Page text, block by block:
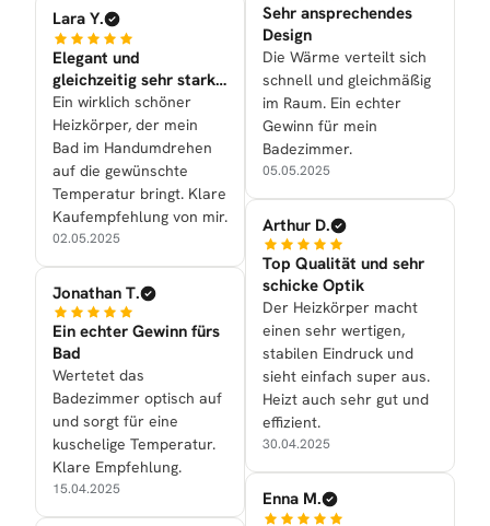
Lara Y.
Elegant und
gleichzeitig sehr stark
in der Leistung
Ein wirklich schöner
Heizkörper, der mein
Bad im Handumdrehen
auf die gewünschte
Temperatur bringt. Klare
Kaufempfehlung von mir.
02.05.2025
Jonathan T.
Ein echter Gewinn fürs
Bad
Wertetet das
Badezimmer optisch auf
und sorgt für eine
kuschelige Temperatur.
Klare Empfehlung.
15.04.2025
Sehr ansprechendes
Design
Die Wärme verteilt sich
schnell und gleichmäßig
im Raum. Ein echter
Gewinn für mein
Badezimmer.
05.05.2025
Arthur D.
Top Qualität und sehr
schicke Optik
Der Heizkörper macht
einen sehr wertigen,
stabilen Eindruck und
sieht einfach super aus.
Heizt auch sehr gut und
effizient.
30.04.2025
Enna M.